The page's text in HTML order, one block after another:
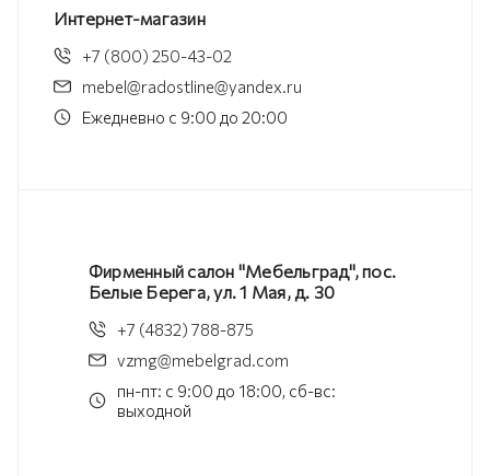
Интернет-магазин
+7 (800) 250-43-02
mebel@radostline@yandex.ru
Ежедневно с 9:00 до 20:00
Фирменный салон "Мебельград", пос.
Белые Берега, ул. 1 Мая, д. 30
+7 (4832) 788-875
vzmg@mebelgrad.com
пн-пт: с 9:00 до 18:00, сб-вс:
выходной